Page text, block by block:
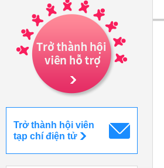
Trở thành hội viên
tạp chí điện tử